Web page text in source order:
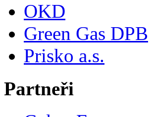
OKD
Green Gas DPB
Prisko a.s.
Partneři